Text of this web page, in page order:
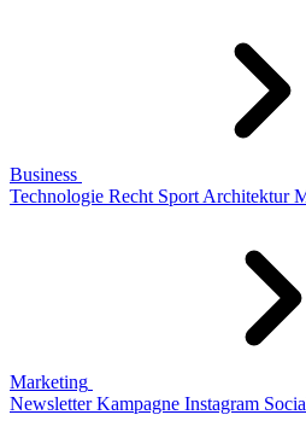
Business
Technologie Recht Sport Architektur
Marketing
Newsletter Kampagne Instagram